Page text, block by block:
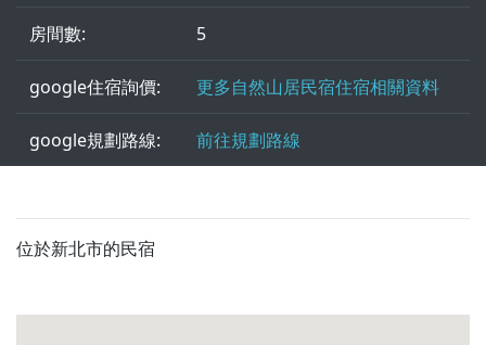
房間數: 5
google住宿詢價: 更多自然山居民宿住宿相關資料
google規劃路線: 前往規劃路線
位於新北市的民宿